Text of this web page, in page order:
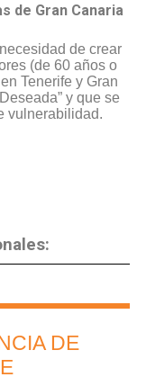
de Gran Canaria
de crear
(de 60 años o
Tenerife y Gran
y que se
vulnerabilidad.
DE